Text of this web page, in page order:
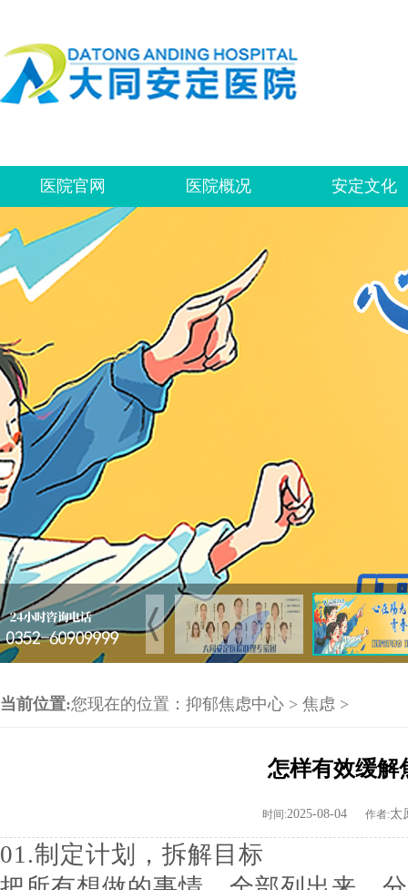
医院官网 医院概况 安定文化
当前位置:您现在的位置： 抑郁焦虑中心 > 焦虑 >
怎样有效缓解
时间:2025-08-04 作者:太
01.制定计划，拆解目标